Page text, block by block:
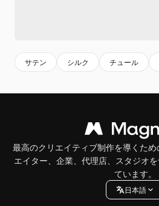
サテン シルク チュール
最高のクリエイティブ制作を導くた
エイター、企業、代理店、スタジオ
ています。
日本語